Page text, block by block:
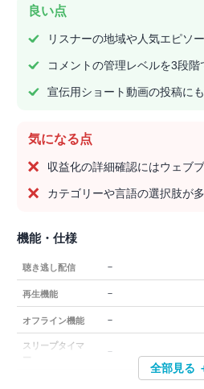
良い点
リスナーの地域や人気エピソ
コメントの管理レベルを3段
宣伝用ショート動画の投稿に
気になる点
収益化の詳細確認にはウェブ
カテゴリーや言語の選択肢が
機能・仕様
聴き逃し配信 －
再生機能 －
オフライン機能 －
スリープタイマ
－
全部見る